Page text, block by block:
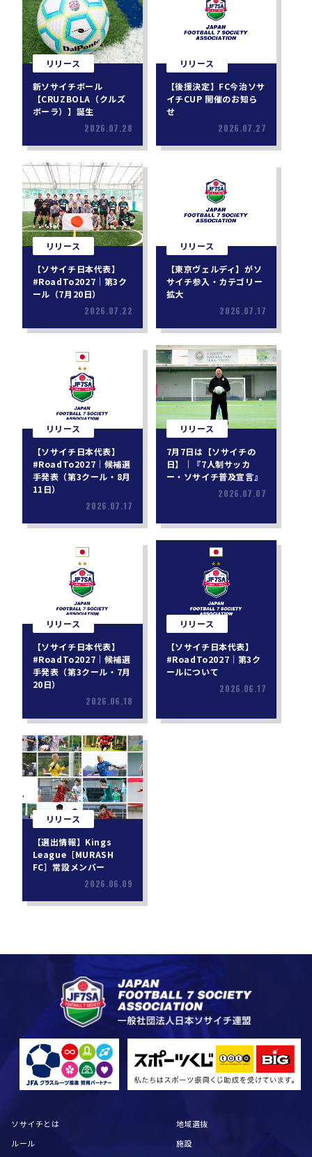
リリース
新ソサイチボール
【CRUZBOLA（クルズ
ボーラ）】誕生
2026.07.28
リリース
【後援決定】FC今治ソサ
イチCUP 開催のお知ら
せ
2026.07.27
リリース
【ソサイチ日本代表】
#RoadTo2027｜第3ク
ール（7月20日）
2026.07.22
リリース
【東京ヴェルディ】がソ
サイチ参入・カテゴリー
拡大
2026.07.17
リリース
【ソサイチ日本代表】
#RoadTo2027｜候補選
手発表（第3クール・8月
11日）
2026.07.17
リリース
7月7日は【ソサイチの
日】｜『7人制サッカ
ー・ソサイチ普及宣言』
2026.07.07
リリース
【ソサイチ日本代表】
#RoadTo2027｜候補選
手発表（第3クール・7月
20日）
2026.06.18
リリース
【ソサイチ日本代表】
#RoadTo2027｜第3ク
ールについて
2026.06.17
リリース
【選出情報】Kings
League［MURASH
FC］常設メンバー
2026.06.09
ソサイチとは
ルール
地域選抜
施設